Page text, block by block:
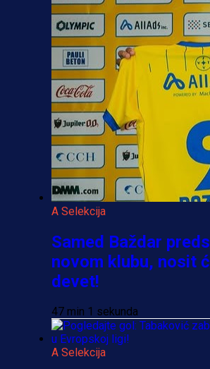
A Selekcija
Samed Baždar
novom klubu, nosit
devet!
47 min 1 sekunda
A Selekcija